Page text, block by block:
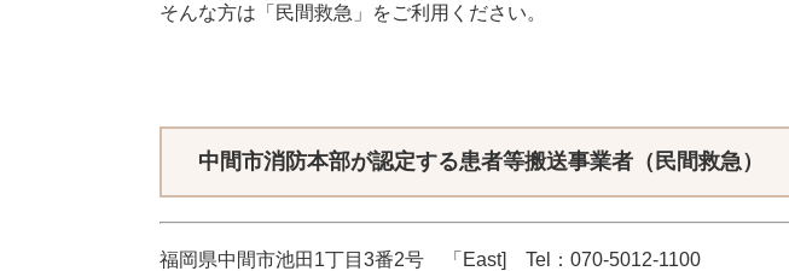
そんな方は「民間救急」をご利用ください。
中間市消防本部が認定する患者等搬送事業者（民間救急）
福岡県中間市池田1丁目3番2号 「East] Tel：070-5012-1100